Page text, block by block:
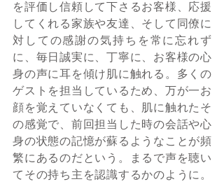
を評価し信頼して下さるお客様、応援
してくれる家族や友達、そして同僚に
対しての感謝の気持ちを常に忘れず
に、毎日誠実に、丁寧に、お客様の心
身の声に耳を傾け肌に触れる。多くの
ゲストを担当しているため、万が一お
顔を覚えていなくても、肌に触れたそ
の感覚で、前回担当した時の会話や心
身の状態の記憶が蘇るようなことが頻
繁にあるのだという。まるで声を聴い
てその持ち主を認識するかのように。